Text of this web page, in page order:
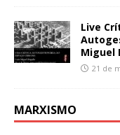
Live
Miguel
21 de
MARXISMO